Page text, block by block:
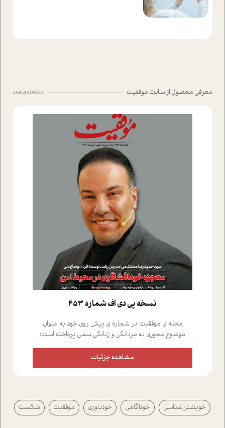
معرفی محصول از سایت موفقیت مشاهده ی همه
نسخه پي دي اف شماره 453
مجله ی موفقیت در شماره ی پیش روی خود به عنوان
موضوع محوری به مردانگی و زنانگی سمی پرداخته است؛
علیخواه، جامعه شناس در بخش های مختلف تلاش کرده ایم
از دریچه های گوناگون به این موضوع مهم بپردازیم.فصل
پیرامون آن آشنا می کند.در بخش دو فنجان داغ به سراغ افرادی
رفته ایم که موفقیت را در عمل به اثبات رسانده اند؛ سید
حمیدرضا محتشمی که بیست و پنجمین سال فعالیت حرفه
مشاهده جزئیات
خویشتن‌شناسی خودآگاهی خودباوری موفقیت شکست